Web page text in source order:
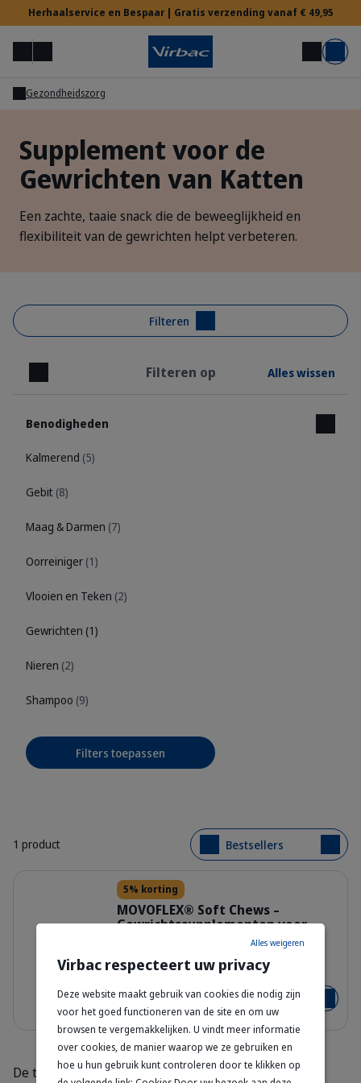
Herhaalservice en Bespaar | Gratis verzending vanaf € 49,95
MenuZoek op Mijn account Mand
Hulp nodig?
Gezondheidszorg
Supplement voor de
Gewrichten van Katten
Een zachte, taaie snack die de beweeglijkheid en
flexibiliteit van de gewrichten helpt verbeteren.
Filteren
Sluiten Filteren op Alles wissen
Benodigheden
Kalmerend (5)
Gebit (8)
Maag & Darmen (7)
Oorreiniger (1)
Vlooien en Teken (2)
Gewrichten (1)
Nieren (2)
Shampoo (9)
Filters toepassen
1 product Bestsellers
5% korting
MOVOFLEX® Soft Chews –
Gewrichtssupplementen voor
30 Kauwsnacks
€ 33,09 € 34,84 Voeg
De therapeutische kauwsnacks van Virbac zijn enorm
Virbac respecteert uw privacy
Deze website maakt gebruik van cookies die nodig zijn
voor het goed functioneren van de site en om uw
browsen te vergemakkelijken. U vindt meer informatie
over cookies, de manier waarop we ze gebruiken en
hoe u hun gebruik kunt controleren door te klikken op
Alles weigeren